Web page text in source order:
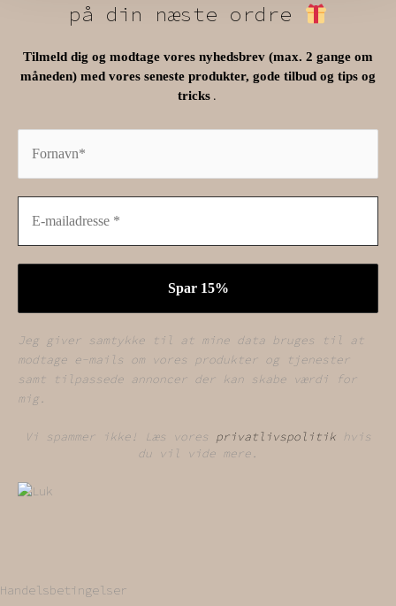
på din næste ordre
Tilmeld dig og modtage vores nyhedsbrev (max. 2 gange om
måneden) med vores seneste produkter, gode tilbud og tips og
tricks .
Jeg giver samtykke til at mine data bruges til at
modtage e-mails om vores produkter og tjenester
samt tilpassede annoncer der kan skabe værdi for
mig.
Vi spammer ikke! Læs vores privatlivspolitik hvis
du vil vide mere.
Handelsbetingelser